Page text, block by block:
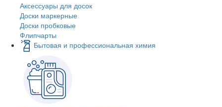
Аксессуары для досок
Доски маркерные
Доски пробковые
Флипчарты
Бытовая и профессиональная химия